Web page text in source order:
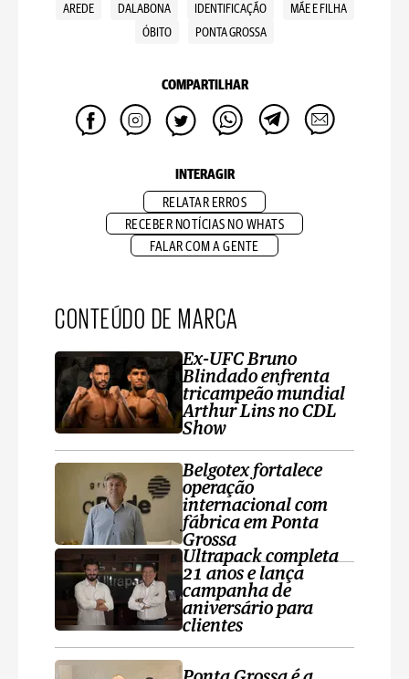
AREDE DALABONA IDENTIFICAÇÃO
MÃE E FILHA
ÓBITO
PONTA GROSSA
COMPARTILHAR
INTERAGIR
RELATAR ERROS
RECEBER NOTÍCIAS NO WHATS
FALAR COM A GENTE
CONTEÚDO DE MARCA
Ex-UFC Bruno
Blindado enfrenta
tricampeão mundial
Arthur Lins no CDL
Show
Belgotex fortalece
operação
internacional com
fábrica em Ponta
Grossa
Ultrapack completa
21 anos e lança
campanha de
aniversário para
clientes